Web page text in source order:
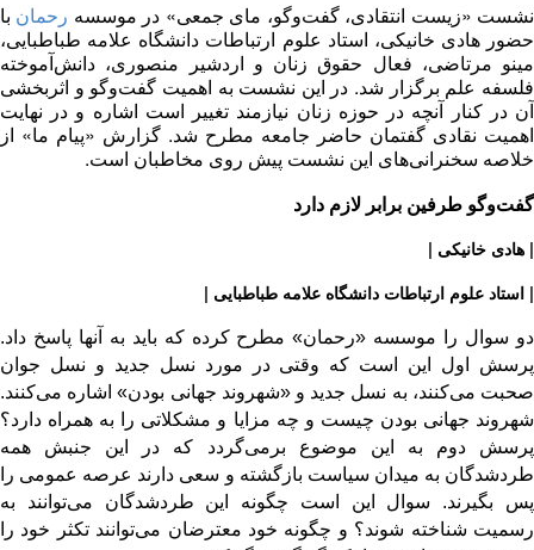
نشست «زیست انتقادی، گفت‌وگو، مای جمعی» در موسسه رحمان با
حضور هادی خانیکی، استاد علوم ارتباطات دانشگاه علامه طباطبایی،
مینو مرتاضی، فعال حقوق زنان و اردشیر منصوری، دانش‌آموخته
فلسفه علم برگزار شد. در این نشست به اهمیت گفت‌وگو و اثربخشی
آن در کنار آنچه در حوزه زنان نیازمند تغییر است اشاره و در نهایت
اهمیت نقادی گفتمان حاضر جامعه مطرح شد. گزارش «پیام ما» از
خلاصه سخنرانی‌های این نشست پیش روی مخاطبان است.
گفت‌وگو طرفین برابر لازم دارد
| هادی خانیکی |
| استاد علوم ارتباطات دانشگاه علامه طباطبایی |
دو سوال را موسسه «رحمان» مطرح کرده که باید به آنها پاسخ داد.
پرسش اول این است که وقتی در مورد نسل جدید و نسل جوان
صحبت می‌کنند، به نسل جدید و «شهروند جهانی بودن» اشاره می‌کنند.
شهروند جهانی بودن چیست و چه مزایا و مشکلاتی را به همراه دارد؟
پرسش دوم به این موضوع برمی‌گردد که در این جنبش همه
طردشدگان به میدان سیاست بازگشته و سعی دارند عرصه عمومی را
پس بگیرند. سوال این است چگونه این طردشدگان می‌توانند به
رسمیت شناخته شوند؟ و چگونه خود معترضان می‌توانند تکثر خود را